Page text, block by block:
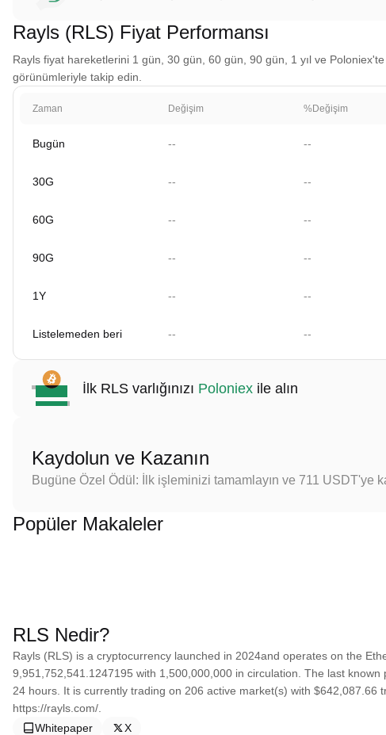
Rayls (RLS) Fiyat Performansı
Rayls fiyat hareketlerini 1 gün, 30 gün, 60 gün, 90 gün, 1 yıl ve
görünümleriyle takip edin.
Zaman Değişim %Değişim
Bugün -- --
30G -- --
60G -- --
90G -- --
1Y -- --
Listelemeden beri -- --
İlk RLS varlığınızı Poloniex ile alın
Kaydolun ve Kazanın
Bugüne Özel Ödül: İlk işleminizi tamamlayın ve 711 USDT'ye
Popüler Makaleler
RLS Nedir?
Rayls (RLS) is a cryptocurrency launched in 2024and operates on the
9,951,752,541.1247195 with 1,500,000,000 in circulation. The last
24 hours. It is currently trading on 206 active market(s) with
https://rayls.com/.
Whitepaper
X